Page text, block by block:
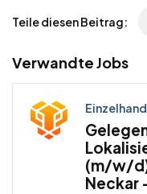
Teile diesen Beitrag:
Verwandte Jobs
(m/w/d)
Neckar